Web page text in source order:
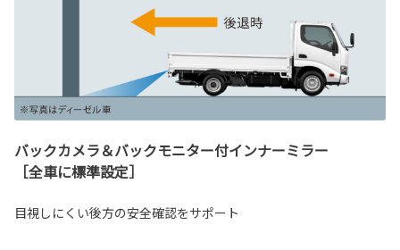
バックカメラ＆バックモニター付インナーミラー
［全車に標準設定］
目視しにくい後方の安全確認をサポート